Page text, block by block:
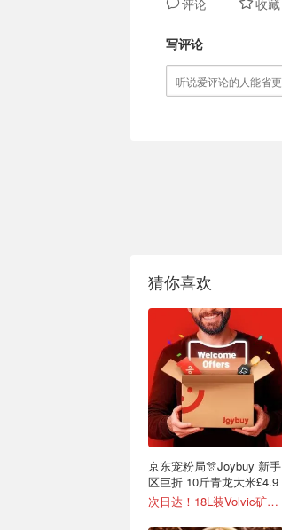
评论 收藏
写评论
猜你喜欢
京东宠粉局🎊Joybuy 新手
区巨折 10斤青龙大米£4.9
次日达！18L装Volvic矿泉水£11